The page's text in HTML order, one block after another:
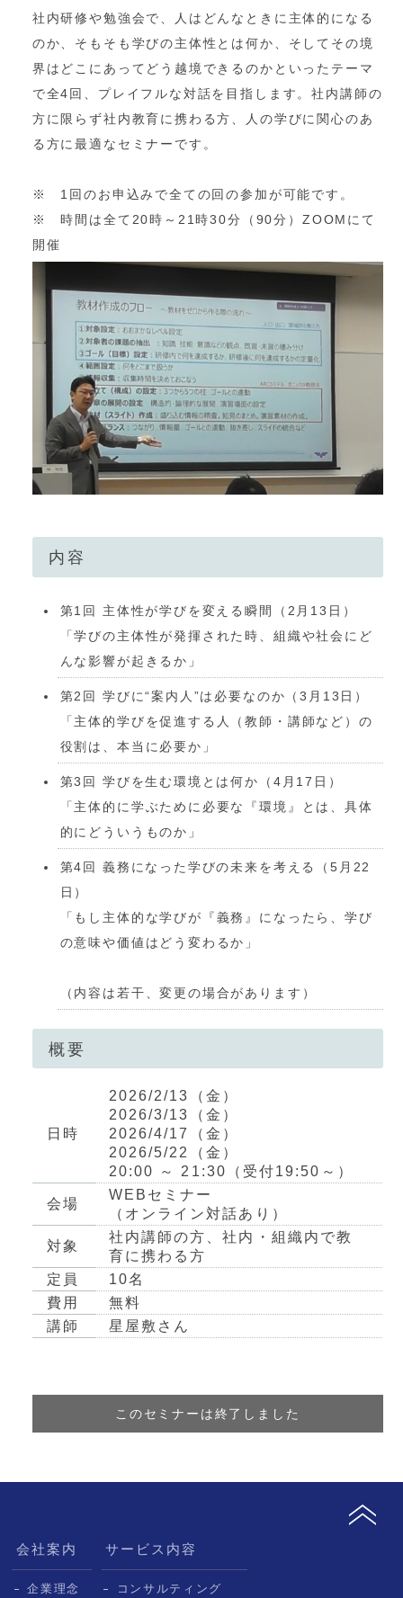
社内研修や勉強会で、人はどんなときに主体的になる
のか、そもそも学びの主体性とは何か、そしてその境
界はどこにあってどう越境できるのかといったテーマ
で全4回、プレイフルな対話を目指します。社内講師の
方に限らず社内教育に携わる方、人の学びに関心のあ
る方に最適なセミナーです。
※ 1回のお申込みで全ての回の参加が可能です。
※ 時間は全て20時～21時30分（90分）ZOOMにて
開催
内容
第1回 主体性が学びを変える瞬間（2月13日）
「学びの主体性が発揮された時、組織や社会にど
んな影響が起きるか」
第2回 学びに“案内人”は必要なのか（3月13日）
「主体的学びを促進する人（教師・講師など）の
役割は、本当に必要か」
第3回 学びを生む環境とは何か（4月17日）
「主体的に学ぶために必要な『環境』とは、具体
的にどういうものか」
第4回 義務になった学びの未来を考える（5月22
日）
「もし主体的な学びが『義務』になったら、学び
の意味や価値はどう変わるか」
（内容は若干、変更の場合があります）
概要
日時
2026/2/13（金）
2026/3/13（金）
2026/4/17（金）
2026/5/22（金）
20:00 ～ 21:30（受付19:50～）
会場
WEBセミナー
（オンライン対話あり）
対象
社内講師の方、社内・組織内で教
育に携わる方
定員
10名
費用
無料
講師
星屋敷さん
このセミナーは終了しました
会社案内
企業理念
サービス内容
コンサルティング